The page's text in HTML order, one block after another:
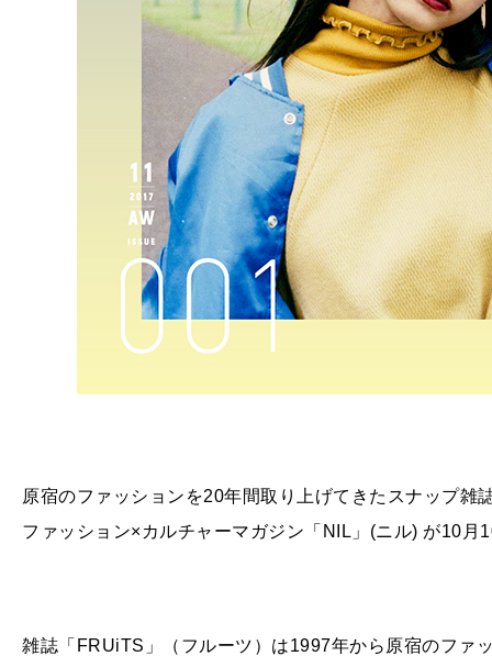
原宿のファッションを20年間取り上げてきたスナップ雑
ファッション×カルチャーマガジン「 NIL 」 (ニル) が10 月
雑誌「 FRUiTS 」（フルーツ）は1997年から原宿のファ